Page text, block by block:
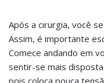
Após a cirurgia, você
Assim, é importante
Comece andando em
sentir-se mais
pois coloca pouca